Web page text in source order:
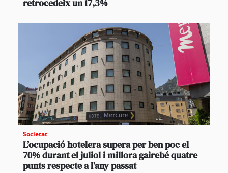
retrocedeix un 17,3%
Societat
L’ocupació hotelera supera per ben poc el
70% durant el juliol i millora gairebé quatre
punts respecte a l’any passat